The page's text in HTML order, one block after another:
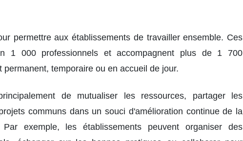
permettre aux établissements de travailler ensemble. Ces
1 000 professionnels et accompagnent plus de 1 700
temporaire ou en accueil de jour.
de mutualiser les ressources, partager les
communs dans un souci d'amélioration continue de la
exemple, les établissements peuvent organiser des